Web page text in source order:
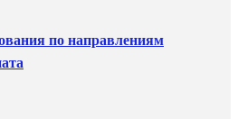
по направлениям